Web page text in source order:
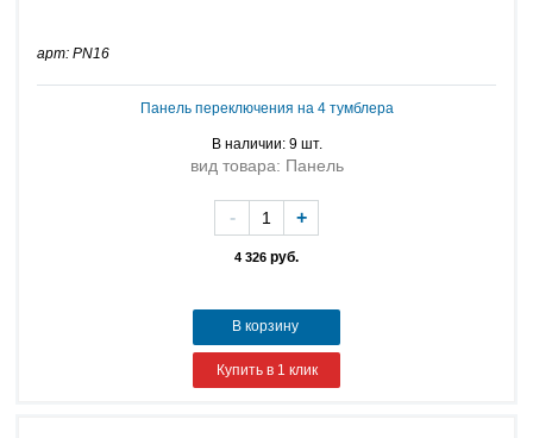
арт: PN16
Панель переключения на 4 тумблера
В наличии: 9 шт.
вид товара: Панель
4 326 руб.
- +
В корзину
Купить в 1 клик